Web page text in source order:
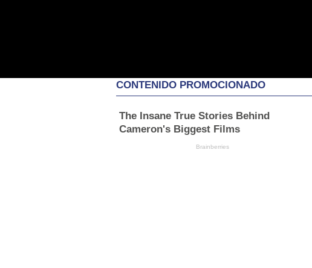
CONTENIDO PROMOCIONADO
The Insane True Stories Behind
Cameron's Biggest Films
Brainberries